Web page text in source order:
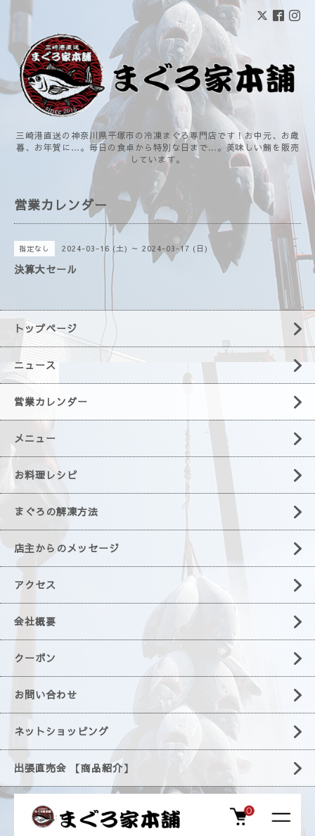
三崎港直送の神奈川県平塚市の冷凍まぐろ専門店です！お中元、お歳
暮、お年賀に…。毎日の食卓から特別な日まで…。美味しい鮪を販売
しています。
営業カレンダー
指定なし 2024-03-16 (土) ～ 2024-03-17 (日)
決算大セール
トップページ
ニュース
営業カレンダー
メニュー
お料理レシピ
まぐろの解凍方法
店主からのメッセージ
アクセス
会社概要
クーポン
お問い合わせ
ネットショッピング
出張直売会 【商品紹介】